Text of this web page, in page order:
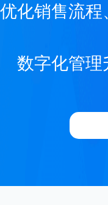
优化销售流程
数字化管理